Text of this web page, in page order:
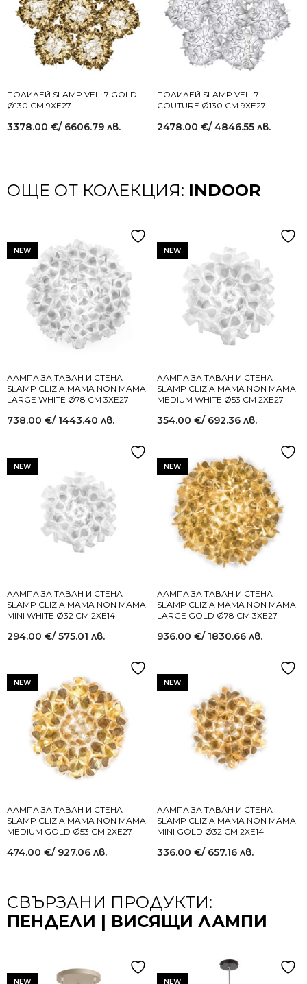
ПОЛИЛЕЙ SLAMP VELI 7 GOLD
Ø130 СМ 9XE27
3378.00 €/ 6606.79 лв.
ПОЛИЛЕЙ SLAMP VELI 7
COUTURE Ø130 СМ 9XE27
2478.00 €/ 4846.55 лв.
ОЩЕ ОТ КОЛЕКЦИЯ: INDOOR
NEW
ЛАМПА ЗА ТАВАН И СТЕНА
SLAMP CLIZIA MAMA NON MAMA
LARGE WHITE Ø78 СМ 3XE27
738.00 €/ 1443.40 лв.
NEW
ЛАМПА ЗА ТАВАН И СТЕНА
SLAMP CLIZIA MAMA NON MAMA
MEDIUM WHITE Ø53 СМ 2XE27
354.00 €/ 692.36 лв.
NEW
ЛАМПА ЗА ТАВАН И СТЕНА
SLAMP CLIZIA MAMA NON MAMA
MINI WHITE Ø32 СМ 2XE14
294.00 €/ 575.01 лв.
NEW
ЛАМПА ЗА ТАВАН И СТЕНА
SLAMP CLIZIA MAMA NON MAMA
LARGE GOLD Ø78 СМ 3XE27
936.00 €/ 1830.66 лв.
NEW
ЛАМПА ЗА ТАВАН И СТЕНА
SLAMP CLIZIA MAMA NON MAMA
MEDIUM GOLD Ø53 СМ 2XE27
474.00 €/ 927.06 лв.
NEW
ЛАМПА ЗА ТАВАН И СТЕНА
SLAMP CLIZIA MAMA NON MAMA
MINI GOLD Ø32 СМ 2XE14
336.00 €/ 657.16 лв.
СВЪРЗАНИ ПРОДУКТИ:
ПЕНДЕЛИ | ВИСЯЩИ ЛАМПИ
NEW NEW